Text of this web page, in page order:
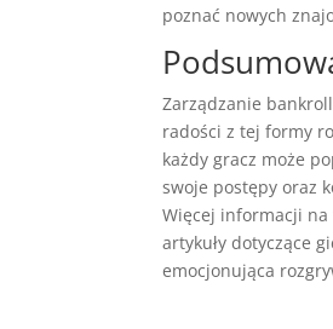
poznać nowych
Zarządzanie
radości z tej formy
każdy gracz może
swoje postępy oraz
Więcej informacji
artykuły dotyczące
emocjonująca